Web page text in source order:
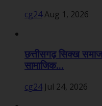
cg24Aug 1, 2026
छत्तीसगढ़ सिक्ख समाज
सामाजिक...
cg24 Jul 24, 2026